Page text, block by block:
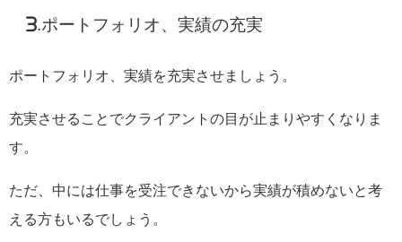
3.ポートフォリオ、実績の充実
ポートフォリオ、実績を充実させましょう。
充実させることでクライアントの目が止まりやすくなりま
す。
ただ、中には仕事を受注できないから実績が積めないと考
える方もいるでしょう。